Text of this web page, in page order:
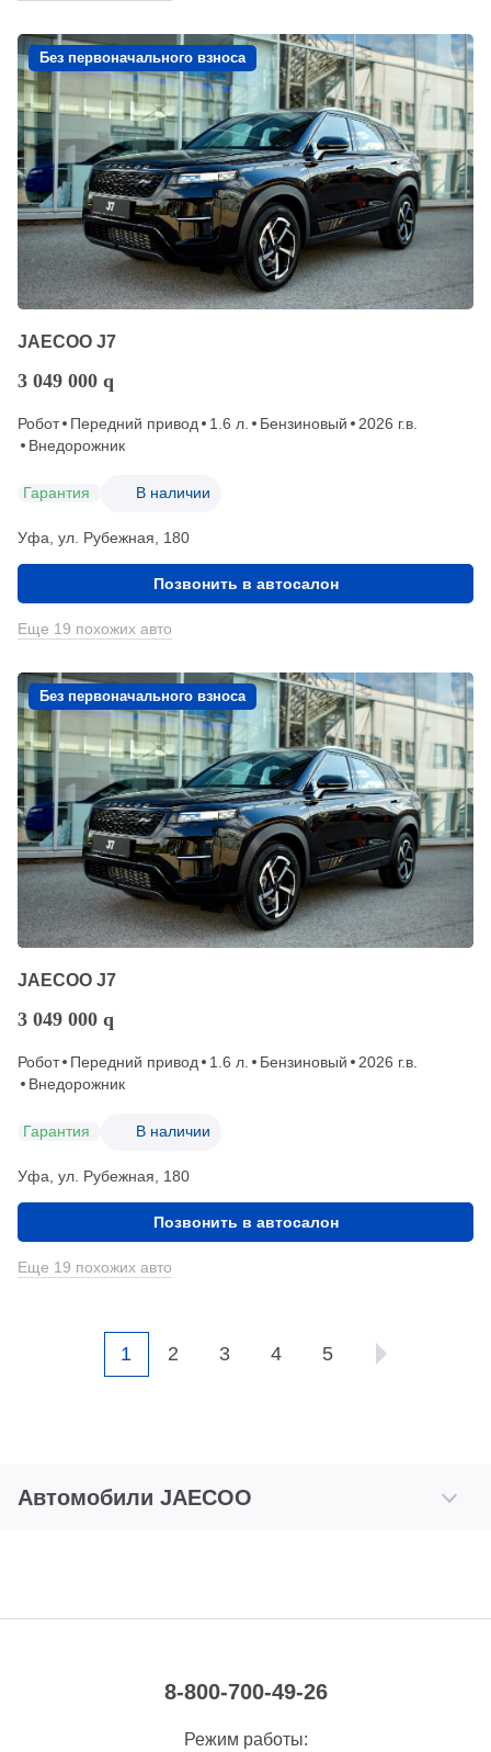
Без первоначального взноса
JAECOO J7
3 049 000 q
Робот Передний привод 1.6 л. Бензиновый
2026 г.в.
Внедорожник
Гарантия В наличии
Уфа, ул. Рубежная, 180
Позвонить в автосалон
Еще 19 похожих авто
Без первоначального взноса
JAECOO J7
3 049 000 q
Робот Передний привод 1.6 л. Бензиновый
2026 г.в.
Внедорожник
Гарантия В наличии
Уфа, ул. Рубежная, 180
Позвонить в автосалон
Еще 19 похожих авто
1 2 3 4 5
Автомобили JAECOO
8-800-700-49-26
Режим работы: